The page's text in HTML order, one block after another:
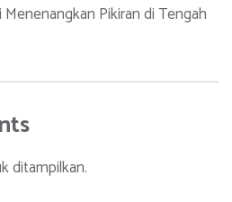
Menenangkan Pikiran di Tengah
ditampilkan.